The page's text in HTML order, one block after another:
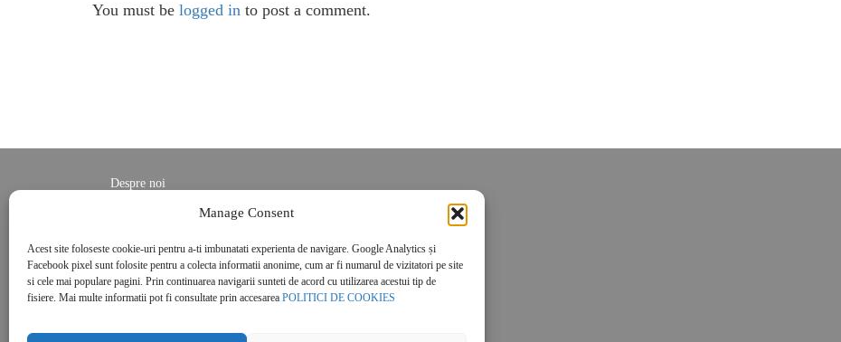
Manage Consent
Acest site foloseste cookie-uri pentru a-ti imbunatati experienta de navigare. Google Analytics și
Facebook pixel sunt folosite pentru a colecta informatii anonime, cum ar fi numarul de vizitatori pe site
si cele mai populare pagini. Prin continuarea navigarii sunteti de acord cu utilizarea acestui tip de
fisiere. Mai multe informatii pot fi consultate prin accesarea POLITICI DE COOKIES
You must be logged in to post a comment.
Despre noi
Politica de cookies